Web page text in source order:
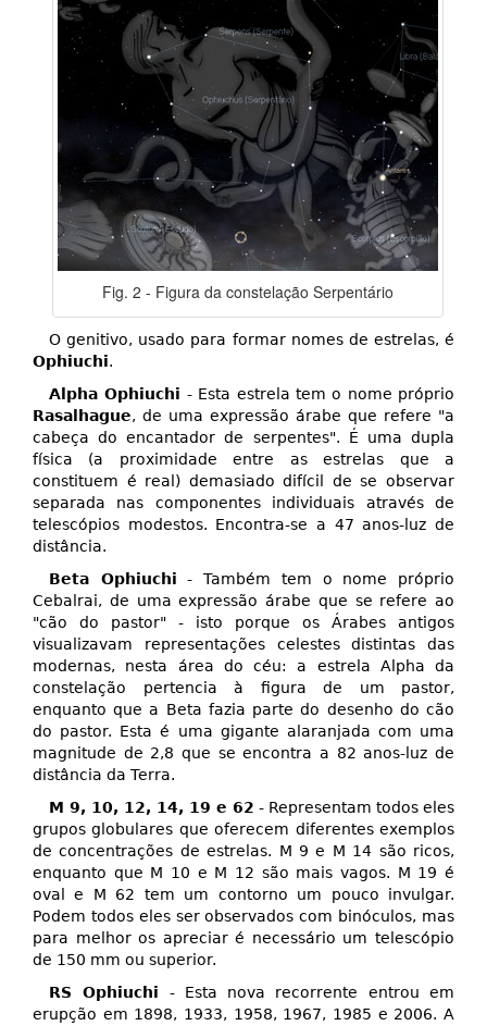
Fig. 2 - Figura da constelação Serpentário
O genitivo, usado para formar nomes de estrelas, é
Ophiuchi.
Alpha Ophiuchi - Esta estrela tem o nome próprio
Rasalhague, de uma expressão árabe que refere "a
cabeça do encantador de serpentes". É uma dupla
física (a proximidade entre as estrelas que a
constituem é real) demasiado difícil de se observar
separada nas componentes individuais através de
telescópios modestos. Encontra-se a 47 anos-luz de
distância.
Beta Ophiuchi - Também tem o nome próprio
Cebalrai, de uma expressão árabe que se refere ao
"cão do pastor" - isto porque os Árabes antigos
visualizavam representações celestes distintas das
modernas, nesta área do céu: a estrela Alpha da
constelação pertencia à figura de um pastor,
enquanto que a Beta fazia parte do desenho do cão
do pastor. Esta é uma gigante alaranjada com uma
magnitude de 2,8 que se encontra a 82 anos-luz de
distância da Terra.
M 9, 10, 12, 14, 19 e 62 - Representam todos eles
grupos globulares que oferecem diferentes exemplos
de concentrações de estrelas. M 9 e M 14 são ricos,
enquanto que M 10 e M 12 são mais vagos. M 19 é
oval e M 62 tem um contorno um pouco invulgar.
Podem todos eles ser observados com binóculos, mas
para melhor os apreciar é necessário um telescópio
de 150 mm ou superior.
RS Ophiuchi - Esta nova recorrente entrou em
erupção em 1898, 1933, 1958, 1967, 1985 e 2006. A